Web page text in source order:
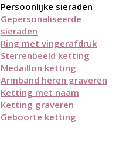
Persoonlijke sieraden
Gepersonaliseerde
sieraden
Ring met vingerafdruk
Sterrenbeeld ketting
Medaillon ketting
Armband heren graveren
Ketting met naam
Ketting graveren
Geboorte ketting